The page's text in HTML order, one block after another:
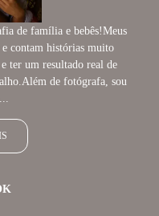
de família e bebês!Meus
contam histórias muito
ter um resultado real de
de fotógrafa, sou